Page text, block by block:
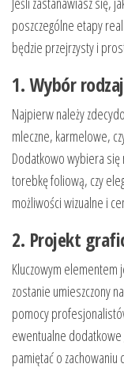
poszczególne etapy
będzie przejrzysty i
1. Wybór
Najpierw należy
mleczne, karmelowe,
Dodatkowo wybiera
torebkę foliową, czy
możliwości wizualne i
2. Projekt
Kluczowym
zostanie umieszczony
pomocy
ewentualne
pamiętać o